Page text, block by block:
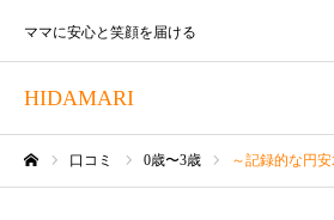
HIDAMARI
ママに安心と笑顔を届ける
口コミ 0歳〜3歳 ～記録的な円